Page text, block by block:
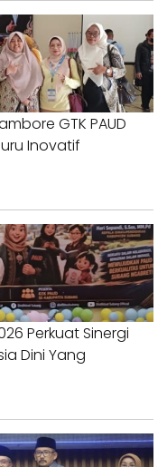
GTK PAUD
Inovatif
Perkuat Sinergi
Dini Yang